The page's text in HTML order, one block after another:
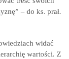
– do ks. prał.
widać
wartości. Z